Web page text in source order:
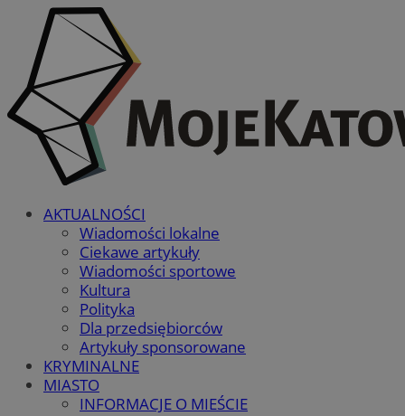
AKTUALNOŚCI
Wiadomości lokalne
Ciekawe artykuły
Wiadomości sportowe
Kultura
Polityka
Dla przedsiębiorców
Artykuły sponsorowane
KRYMINALNE
MIASTO
INFORMACJE O MIEŚCIE